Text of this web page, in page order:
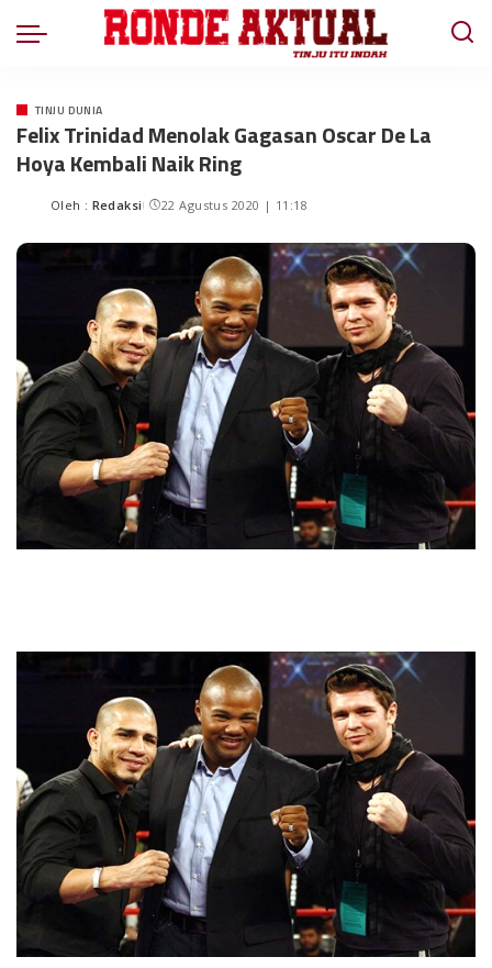
TINJU DUNIA
Felix Trinidad Menolak Gagasan Oscar De La
Hoya Kembali Naik Ring
Oleh : Redaksi 22 Agustus 2020 | 11:18